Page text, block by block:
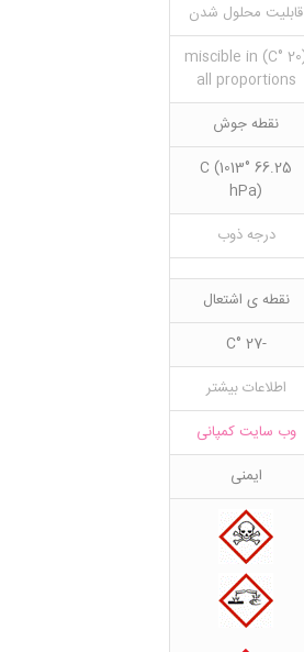
قابلیت محلول شدن
(20 °C) miscible in
all proportions
نقطه جوش
66.25 °C (1013
hPa)
درجه ذوب
نقطه ی اشتعال
-27 °C
اطلاعات بیشتر
وب سایت کمپانی
ایمنی